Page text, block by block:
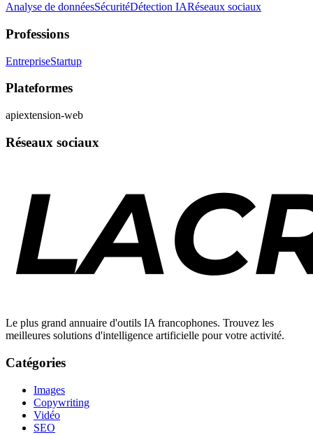
Analyse de donnéesSécuritéDétection IARéseaux sociaux
Professions
EntrepriseStartup
Plateformes
apiextension-web
Réseaux sociaux
Le plus grand annuaire d'outils IA francophones. Trouvez les
meilleures solutions d'intelligence artificielle pour votre activité.
Catégories
Images
Copywriting
Vidéo
SEO